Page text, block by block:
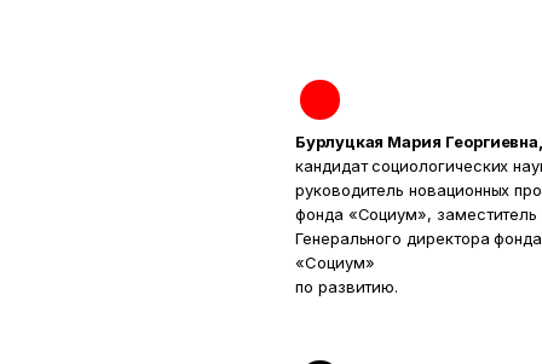
Бурлуцкая Мария
кандидат социологических
руководитель новационных
фонда «Социум», заместитель
Генерального директора фонда
«Социум»
по развитию.